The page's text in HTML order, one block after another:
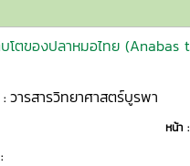
โตของปลาหมอไทย (Anabas
: วารสารวิทยาศาสตร์บูรพา
หน้า :